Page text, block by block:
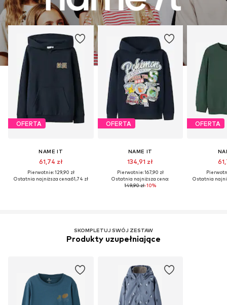
OFERTA
NAME IT
61,74 zł
Pierwotnie: 129,90 zł
Ostatnia najniższa cena:61,74 zł
OFERTA
NAME IT
134,91 zł
Pierwotnie: 167,90 zł
Ostatnia najniższa cena:
149,90 zł-10%
OFERTA
Ostatnia
SKOMPLETUJ SWÓJ ZESTAW
Produkty uzupełniające